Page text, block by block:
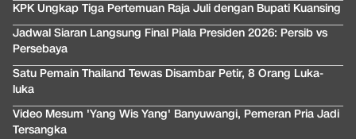
KPK Ungkap Tiga Pertemuan Raja Juli dengan Bupati Kuansing
Jadwal Siaran Langsung Final Piala Presiden 2026: Persib vs
Persebaya
Satu Pemain Thailand Tewas Disambar Petir, 8 Orang Luka-
luka
Video Mesum 'Yang Wis Yang' Banyuwangi, Pemeran Pria Jadi
Tersangka